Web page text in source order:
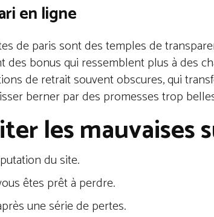
en ligne
de paris sont des temples de
bonus qui ressemblent plus à des
de retrait souvent obscures, qui
berner par des promesses trop
les mauvaises
du site.
êtes prêt à perdre.
une série de pertes.